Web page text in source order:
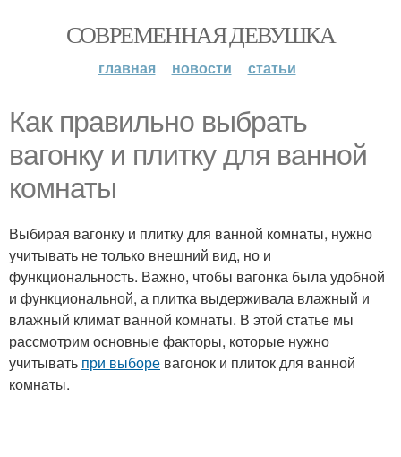
СОВРЕМЕННАЯ ДЕВУШКА
главная новости статьи
Как правильно выбрать
вагонку и плитку для ванной
комнаты
Выбирая вагонку и плитку для ванной комнаты, нужно
учитывать не только внешний вид, но и
функциональность. Важно, чтобы вагонка была удобной
и функциональной, а плитка выдерживала влажный и
влажный климат ванной комнаты. В этой статье мы
рассмотрим основные факторы, которые нужно
учитывать при выборе вагонок и плиток для ванной
комнаты.